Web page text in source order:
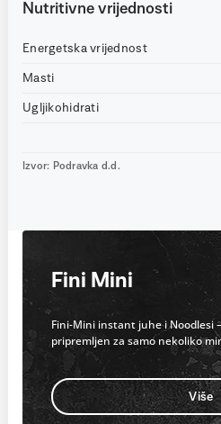
Nutritivne vrijednosti
Energetska vrijednost
Masti
Ugljikohidrati
Izvor: Podravka d.d.
Fini Mini
Fini-Mini instant juhe i Noodlesi
pripremljen za samo nekoliko
Više